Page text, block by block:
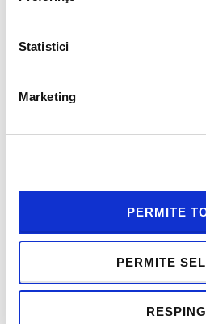
Statistici
Marketing
PERMITE
PERMITE
Human Invest
Invest
Descarca si completeaza
la acest curs